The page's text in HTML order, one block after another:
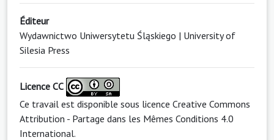
Éditeur
Wydawnictwo Uniwersytetu Śląskiego | University of
Silesia Press
Licence CC
Ce travail est disponible sous licence Creative Commons
Attribution - Partage dans les Mêmes Conditions 4.0
International.